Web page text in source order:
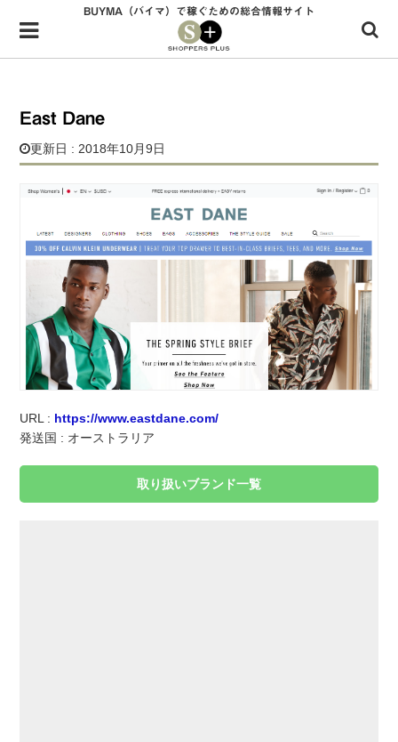
Menu
HOME
ファッショントレンドを発信！SP通信
BUYMAで人気のブランド
BUYMAの売れ筋商品
バイマの疑問に現役パーソナルショッパーが答えてみた
バイマ活動の疑問に売れっ子現役バイヤーが答えてみた
実録！海外ショップで買ってみた！
パーソナルショッパー指南書
BUYMA（バイマ）で稼ぐための総合情報サイト
East Dane
更新日 : 2018年10月9日
URL : https://www.eastdane.com/
発送国 : オーストラリア
取り扱いブランド一覧